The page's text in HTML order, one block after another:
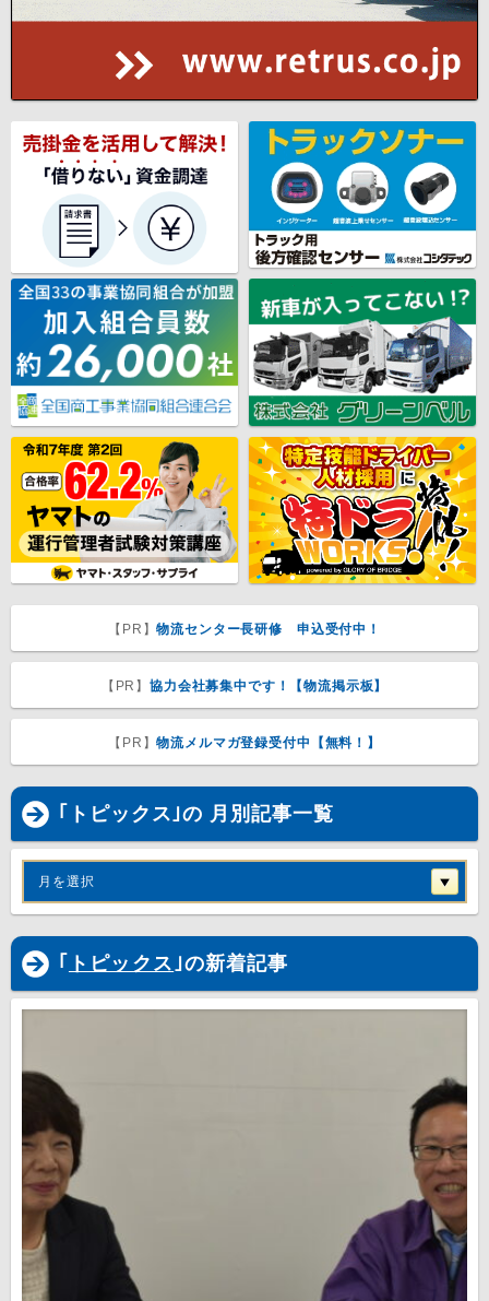
【PR】物流センター長研修 申込受付中！
【PR】協力会社募集中です！【物流掲示板】
【PR】物流メルマガ登録受付中【無料！】
｢トピックス｣の 月別記事一覧
月を選択
｢ トピックス｣の新着記事